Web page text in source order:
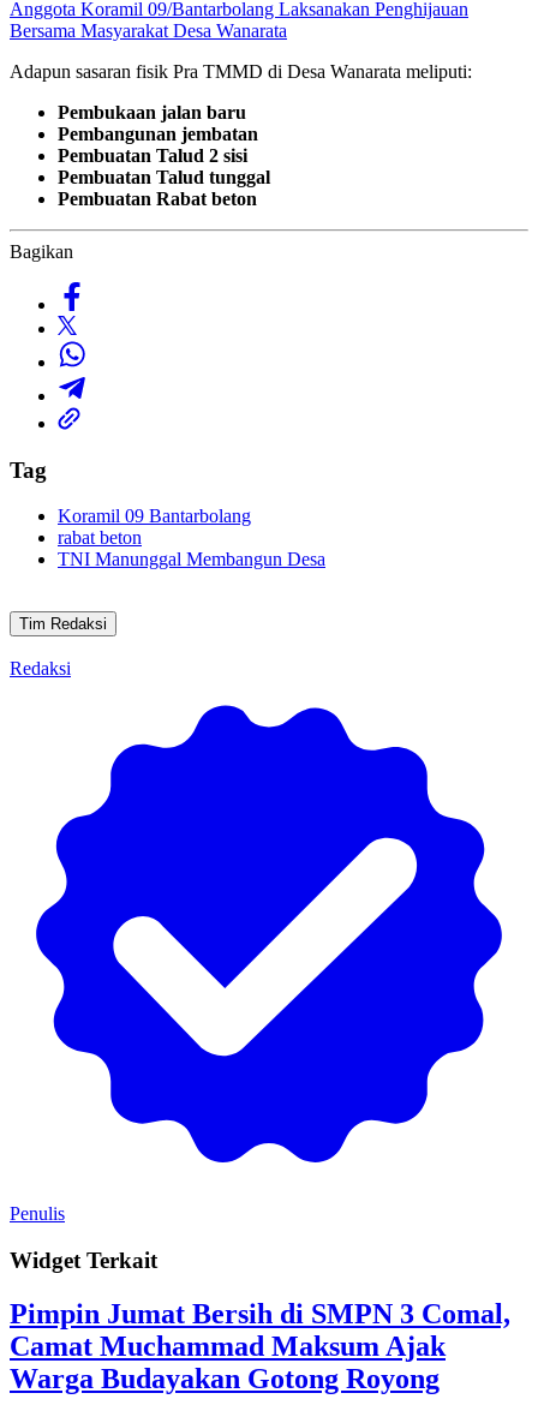
Anggota Koramil 09/Bantarbolang Laksanakan Penghijauan
Bersama Masyarakat Desa Wanarata
Adapun sasaran fisik Pra TMMD di Desa Wanarata meliputi:
Pembukaan jalan baru
Pembangunan jembatan
Pembuatan Talud 2 sisi
Pembuatan Talud tunggal
Pembuatan Rabat beton
Bagikan
Tag
Koramil 09 Bantarbolang
rabat beton
TNI Manunggal Membangun Desa
Tim Redaksi
Redaksi
Penulis
Widget Terkait
Pimpin Jumat Bersih di SMPN 3 Comal,
Camat Muchammad Maksum Ajak
Warga Budayakan Gotong Royong